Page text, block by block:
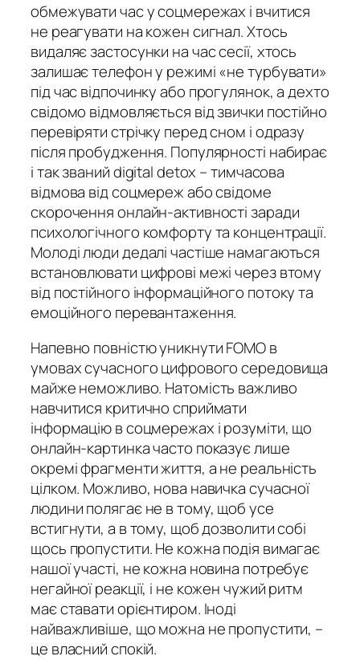
обмежувати час у соцмережах і вчитися
не реагувати на кожен сигнал. Хтось
видаляє застосунки на час сесії, хтось
залишає телефон у режимі «не турбувати»
під час відпочинку або прогулянок, а дехто
свідомо відмовляється від звички постійно
перевіряти стрічку перед сном і одразу
після пробудження. Популярності набирає
і так званий digital detox – тимчасова
відмова від соцмереж або свідоме
скорочення онлайн-активності заради
психологічного комфорту та концентрації.
Молоді люди дедалі частіше намагаються
встановлювати цифрові межі через втому
від постійного інформаційного потоку та
емоційного перевантаження.
Напевно повністю уникнути FOMO в
умовах сучасного цифрового середовища
майже неможливо. Натомість важливо
навчитися критично сприймати
інформацію в соцмережах і розуміти, що
онлайн-картинка часто показує лише
окремі фрагменти життя, а не реальність
цілком. Можливо, нова навичка сучасної
людини полягає не в тому, щоб усе
встигнути, а в тому, щоб дозволити собі
щось пропустити. Не кожна подія вимагає
нашої участі, не кожна новина потребує
негайної реакції, і не кожен чужий ритм
має ставати орієнтиром. Іноді
найважливіше, що можна не пропустити, –
це власний спокій.